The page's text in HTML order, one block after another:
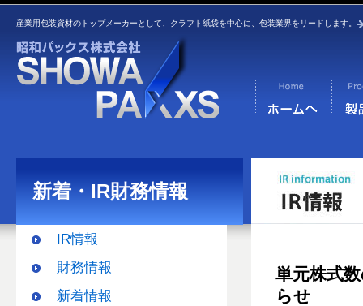
産業用包装資材のトップメーカーとして、クラフト紙袋を中心に、包装業界をリードします。
新着・IR財務情報
IR情報
財務情報
新着情報
単元株式
らせ